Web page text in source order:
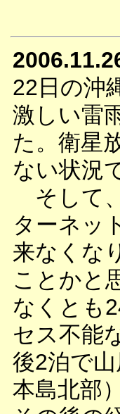
22日の沖
激しい雷
た。衛星
ない状況
そして
ターネッ
来なくな
ことかと
なくとも
セス不能
後2泊で
本島北部